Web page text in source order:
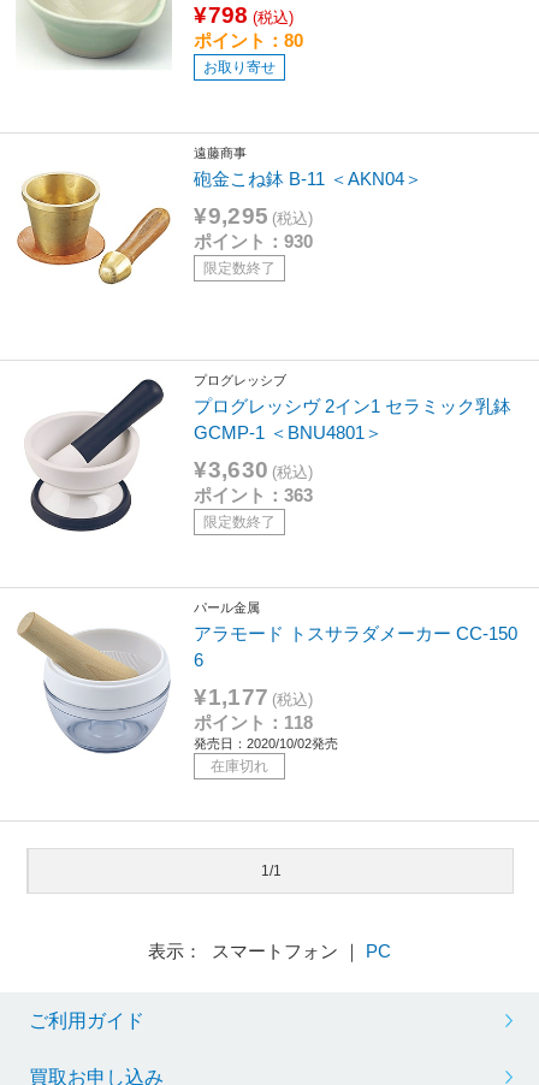
¥798 (税込)
ポイント：80
お取り寄せ
遠藤商事
砲金こね鉢 B-11 ＜AKN04＞
¥9,295 (税込)
ポイント：930
限定数終了
プログレッシブ
プログレッシヴ 2イン1 セラミック乳鉢
GCMP-1 ＜BNU4801＞
¥3,630 (税込)
ポイント：363
限定数終了
パール金属
アラモード トスサラダメーカー CC-150
6
¥1,177 (税込)
ポイント：118
発売日：2020/10/02発売
在庫切れ
1/1
表示： スマートフォン ｜ PC
ご利用ガイド
買取お申し込み